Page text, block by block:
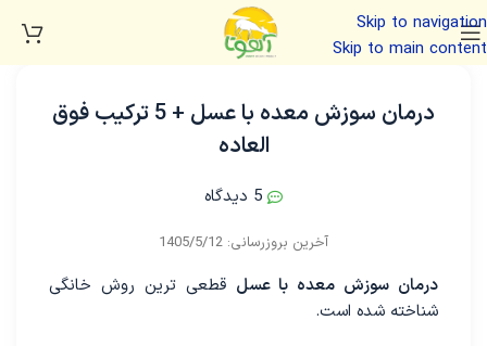
Skip to navigation
Skip to main content
درمان سوزش معده با عسل + 5 ترکیب فوق
العاده
5 دیدگاه
درمان سوزش معده با عسل قطعی ترین روش خانگی
شناخته شده است.